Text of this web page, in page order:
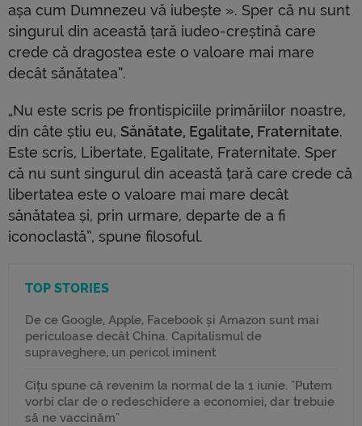
așa cum Dumnezeu vă iubește ». Sper că nu sunt
singurul din această țară iudeo-creștină care
crede că dragostea este o valoare mai mare
decât sănătatea”.
„Nu este scris pe frontispiciile primăriilor noastre,
din câte știu eu, Sănătate, Egalitate, Fraternitate.
Este scris, Libertate, Egalitate, Fraternitate. Sper
că nu sunt singurul din această țară care crede că
libertatea este o valoare mai mare decât
sănătatea și, prin urmare, departe de a fi
iconoclastă”, spune filosoful.
TOP STORIES
De ce Google, Apple, Facebook și Amazon sunt mai
periculoase decât China. Capitalismul de
supraveghere, un pericol iminent
Cîțu spune că revenim la normal de la 1 iunie. "Putem
vorbi clar de o redeschidere a economiei, dar trebuie
să ne vaccinăm"